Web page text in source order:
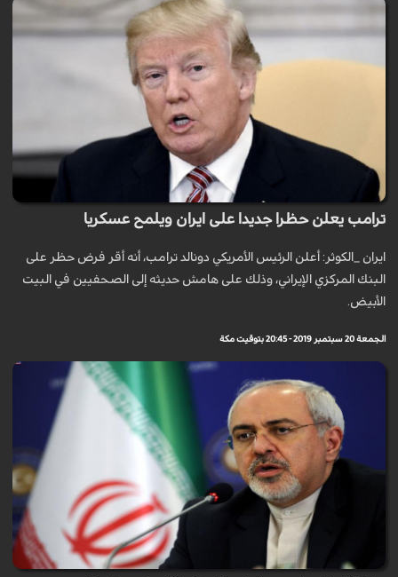
ترامب يعلن حظرا جديدا على ايران ويلمح عسكريا
ايران _الكوثر: أعلن الرئيس الأمريكي دونالد ترامب، أنه أقر فرض حظر على
البنك المركزي الإيراني، وذلك على هامش حديثه إلى الصحفيين في البيت
الأبيض.
الجمعة 20 سبتمبر 2019 - 20:45 بتوقيت مكة